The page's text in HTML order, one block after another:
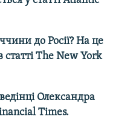
до Росії? На це
TheNewYork
Олександра
Times.